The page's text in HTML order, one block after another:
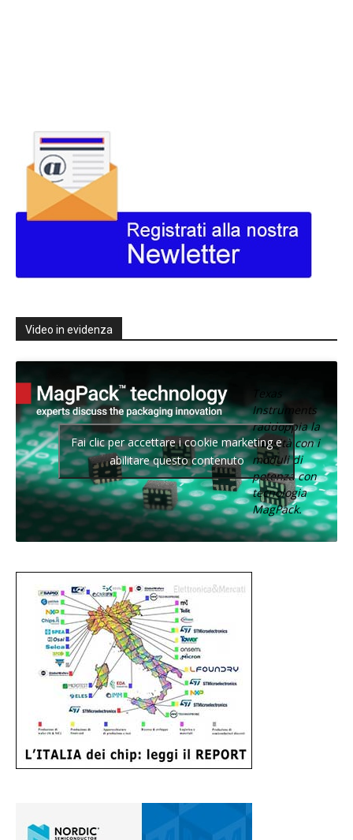
Video in evidenza
Texas
Instruments
raddoppia la
densità con i
moduli di
potenza con
tecnologia
MagPack.
Fai clic per accettare i cookie marketing e
abilitare questo contenuto